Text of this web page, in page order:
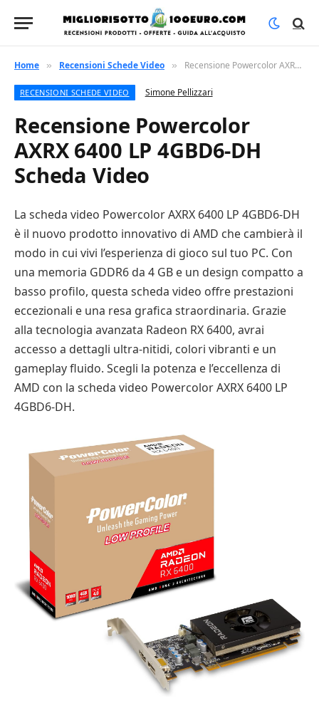
Home » Recensioni Schede Video » Recensione Powercolor AXRX 6400 LP 4GBD6-DH Scheda Video
RECENSIONI SCHEDE VIDEO Simone Pellizzari
Recensione Powercolor
AXRX 6400 LP 4GBD6-DH
Scheda Video
La scheda video Powercolor AXRX 6400 LP 4GBD6-DH
è il nuovo prodotto innovativo di AMD che cambierà il
modo in cui vivi l’esperienza di gioco sul tuo PC. Con
una memoria GDDR6 da 4 GB e un design compatto a
basso profilo, questa scheda video offre prestazioni
eccezionali e una resa grafica straordinaria. Grazie
alla tecnologia avanzata Radeon RX 6400, avrai
accesso a dettagli ultra-nitidi, colori vibranti e un
gameplay fluido. Scegli la potenza e l’eccellenza di
AMD con la scheda video Powercolor AXRX 6400 LP
4GBD6-DH.